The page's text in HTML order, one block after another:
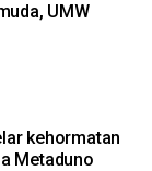
UMW
kehormatan
Metaduno